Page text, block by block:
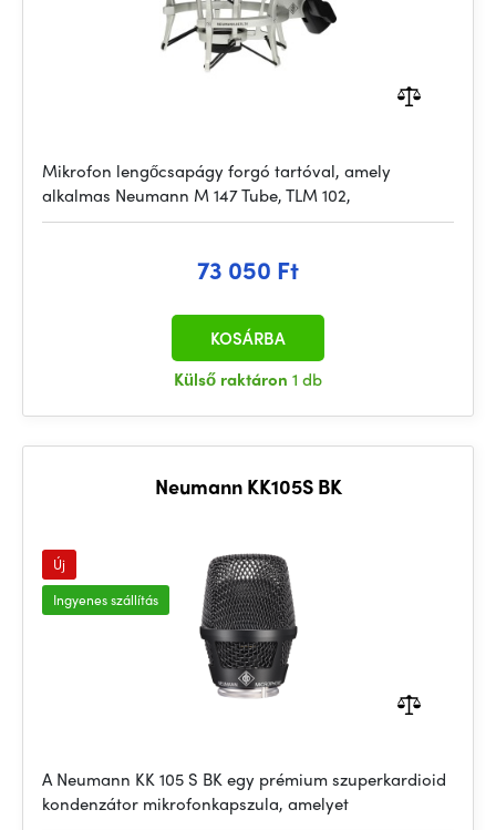
Mikrofon lengőcsapágy forgó tartóval, amely
alkalmas Neumann M 147 Tube, TLM 102,
73 050 Ft
Külső raktáron 1 db
KOSÁRBA
Neumann KK105S BK
Új
Ingyenes szállítás
A Neumann KK 105 S BK egy prémium szuperkardioid
kondenzátor mikrofonkapszula, amelyet